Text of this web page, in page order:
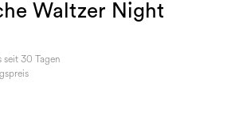
Waltzer Night
seit 30 Tagen